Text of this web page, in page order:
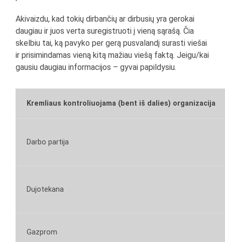
Akivaizdu, kad tokių dirbančių ar dirbusių yra gerokai
daugiau ir juos verta suregistruoti į vieną sąrašą. Čia
skelbiu tai, ką pavyko per gerą pusvalandį surasti viešai
ir prisimindamas vieną kitą mažiau viešą faktą. Jeigu/kai
gausiu daugiau informacijos – gyvai papildysiu.
Kremliaus kontroliuojama (bent iš dalies) organizacija
Darbo partija
Dujotekana
Gazprom